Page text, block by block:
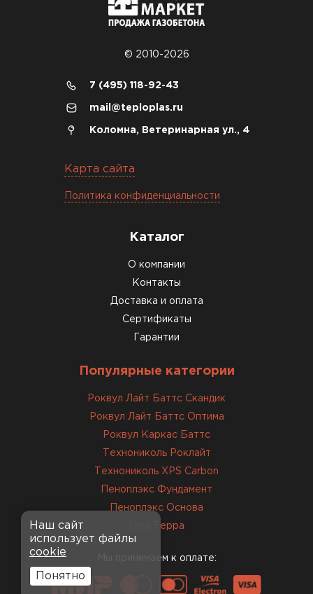
© 2010-2026
7 (495) 118-92-43
mail@teploplas.ru
Коломна, Ветеринарная ул., 4
Карта сайта
Политика конфиденциальности
Каталог
О компании
Контакты
Доставка и оплата
Сертификаты
Гарантии
Популярные категории
Роквул Лайт Баттс Скандик
Роквул Лайт Баттс Оптима
Роквул Каркас Баттс
Технониколь Роклайт
Технониколь XPS Carbon
Пеноплэкс Фундамент
Пеноплэкс Основа
Ursa Терра
Мы принимаем к оплате:
Наш сайт
использует файлы
cookie
Понятно